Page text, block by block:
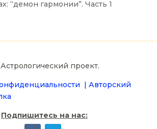
“демон гармонии”. Часть 1
проект.
| Авторский
Подпишитесь на нас: